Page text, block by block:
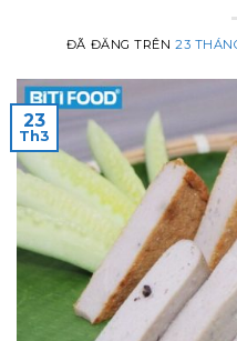
ĐÃ ĐĂNG TRÊN23
23
Th3